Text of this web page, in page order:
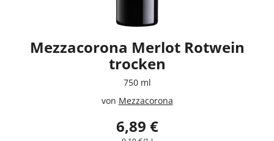
Mezzacorona Merlot Rotwein
trocken
750 ml
von Mezzacorona
6,89 €